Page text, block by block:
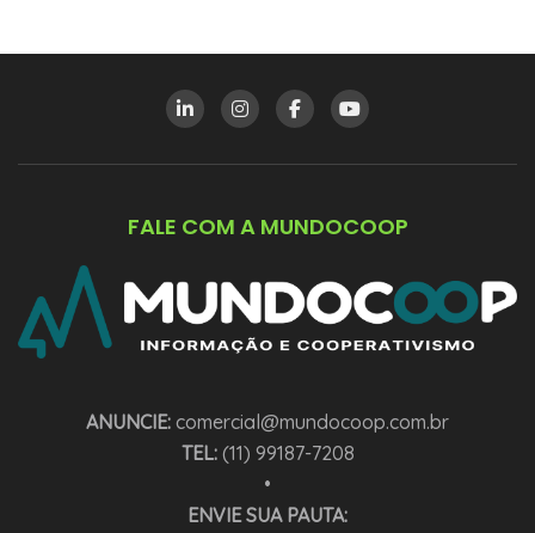
FALE COM A MUNDOCOOP
ANUNCIE: comercial@mundocoop.com.br
TEL:(11) 99187-7208
•
ENVIE SUA PAUTA: